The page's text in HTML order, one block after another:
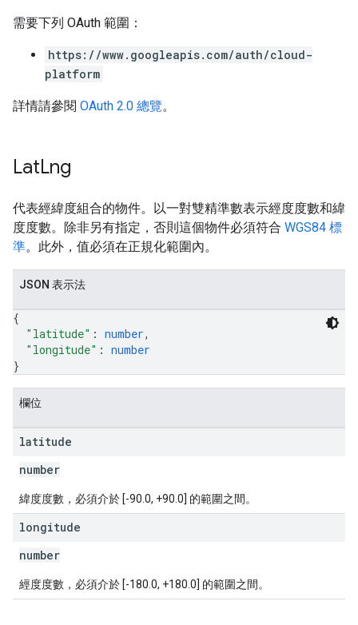
需要下列 OAuth 範圍：
https://www.googleapis.com/auth/cloud-
platform
詳情請參閱 OAuth 2.0 總覽。
LatLng
代表經緯度組合的物件。以一對雙精準數表示經度度數和緯
度度數。除非另有指定，否則這個物件必須符合 WGS84 標
準。此外，值必須在正規化範圍內。
JSON 表示法
{
"latitude" : number,
"longitude" : number
}
欄位
latitude
number
緯度度數，必須介於 [-90.0, +90.0] 的範圍之間。
longitude
number
經度度數，必須介於 [-180.0, +180.0] 的範圍之間。